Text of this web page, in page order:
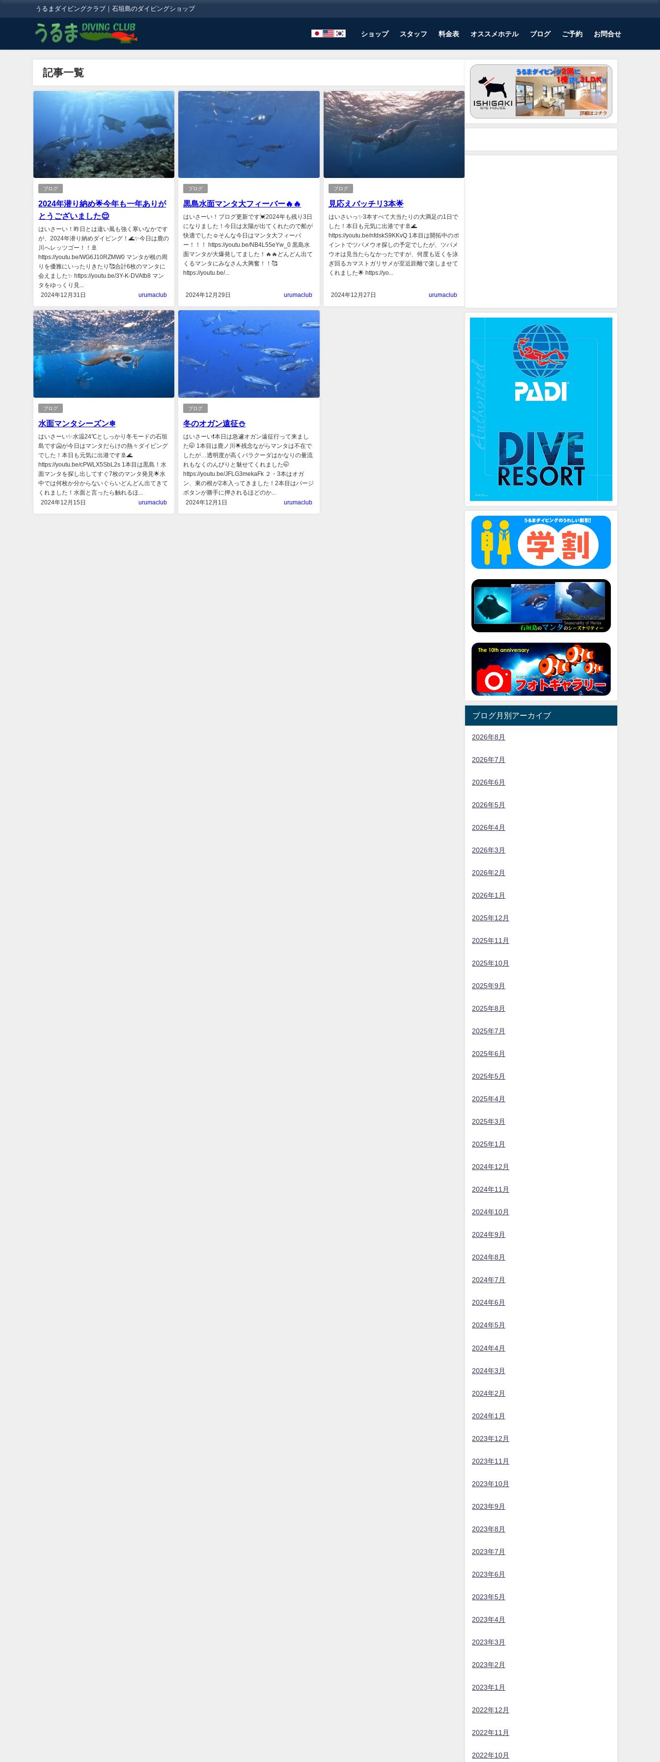
うるまダイビングクラブ｜石垣島のダイビングショップ
ショップ スタッフ 料金表 オススメホテル ブログ ご予約 お問合せ
記事一覧
ブログ
2024年潜り納め🌟今年も一年ありが
とうございました😌
はいさーい！昨日とは違い風も強く寒いなかです
が、2024年潜り納めダイビング！🌊✨今日は鹿の
川へレッツゴー！！🚢
https://youtu.be/WG6J10RZMW0 マンタが根の周
りを優雅にいったりきたり🥰合計6枚のマンタに
会えました✨ https://youtu.be/3Y-K-DVAtb8 マン
タをゆっくり見...
2024年12月31日
urumaclub
ブログ
黒島水面マンタ大フィーバー🔥🔥
はいさーい！ブログ更新です💓2024年も残り3日
になりました！今日は太陽が出てくれたので船が
快適でした☺️そんな今日はマンタ大フィーバ
ー！！！ https://youtu.be/NB4L55eYw_0 黒島水
面マンタが大爆発してました！🔥🔥どんどん出て
くるマンタにみなさん大興奮！！🥰
https://youtu.be/...
2024年12月29日 urumaclub
ブログ
見応えバッチリ3本🌟
はいさいっ✨3本すべて大当たりの大満足の1日で
した！本日も元気に出港です🚢🌊
https://youtu.be/nfdskS9KKvQ 1本目は開拓中のポ
イントでツバメウオ探しの予定でしたが、ツバメ
ウオは見当たらなかったですが、何度も近くを泳
ぎ回るカマストガリサメが至近距離で楽しませて
くれました🌟 https://yo...
2024年12月27日 urumaclub
ブログ
水面マンタシーズン❄
はいさーい✨水温24℃としっかり冬モードの石垣
島です🥶が今日はマンタだらけの熱々ダイビング
でした！本日も元気に出港です🚢🌊
https://youtu.be/cPWLX5SbL2s 1本目は黒島！水
面マンタを探し出してすぐ7枚のマンタ発見🌟水
中では何枚か分からないぐらいどんどん出てきて
くれました！水面と言ったら触れるほ...
2024年12月15日
urumaclub
ブログ
冬のオガン遠征⛄
はいさーい❗本日は急遽オガン遠征行って来まし
た🤭 1本目は鹿ノ川🌟残念ながらマンタは不在で
したが…透明度が高くバラクーダはかなりの量流
れもなくのんびりと魅せてくれました🤭
https://youtu.be/JFLG3mekaFk ２・3本はオガ
ン、東の根が2本入ってきました！2本目はパージ
ボタンが勝手に押されるほどのか...
2024年12月1日
urumaclub
ブログ月別アーカイブ
2026年8月
2026年7月
2026年6月
2026年5月
2026年4月
2026年3月
2026年2月
2026年1月
2025年12月
2025年11月
2025年10月
2025年9月
2025年8月
2025年7月
2025年6月
2025年5月
2025年4月
2025年3月
2025年1月
2024年12月
2024年11月
2024年10月
2024年9月
2024年8月
2024年7月
2024年6月
2024年5月
2024年4月
2024年3月
2024年2月
2024年1月
2023年12月
2023年11月
2023年10月
2023年9月
2023年8月
2023年7月
2023年6月
2023年5月
2023年4月
2023年3月
2023年2月
2023年1月
2022年12月
2022年11月
2022年10月